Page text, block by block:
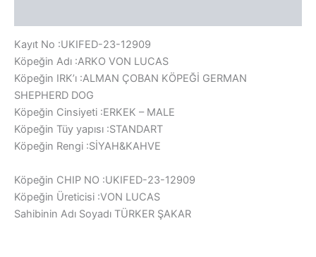
Kayıt No :UKIFED-23-12909
Köpeğin Adı :ARKO VON LUCAS
Köpeğin IRK’ı :ALMAN ÇOBAN KÖPEĞİ GERMAN
SHEPHERD DOG
Köpeğin Cinsiyeti :ERKEK – MALE
Köpeğin Tüy yapısı :STANDART
Köpeğin Rengi :SİYAH&KAHVE
Köpeğin CHIP NO :UKIFED-23-12909
Köpeğin Üreticisi :VON LUCAS
Sahibinin Adı Soyadı TÜRKER ŞAKAR